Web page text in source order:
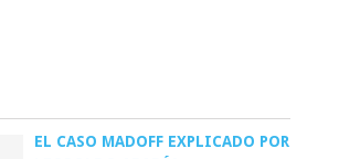
EL CASO MADOFF EXPLICADO POR